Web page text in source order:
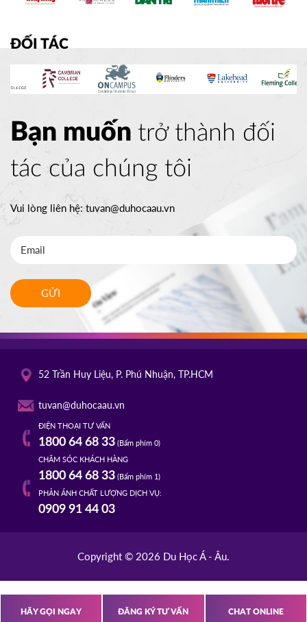
ĐỐI TÁC
Bạn muốn trở thành đối
tác của chúng tôi
Vui lòng liên hệ:tuvan@duhocaau.vn
GỬI
52 Trần Huy Liệu, P. Phú Nhuận, TP.HCM
tuvan@duhocaau.vn
ĐIỆN THOẠI TƯ VẤN
1800 64 68 33(Bấm phím 0)
CHĂM SÓC KHÁCH HÀNG
1800 64 68 33(Bấm phím 1)
PHẢN ÁNH CHẤT LƯỢNG DỊCH VỤ:
0909 91 44 03
Copyright © 2026 Du Học Á - Âu.
HÃY GỌI NGAY ĐĂNG KÝ TƯ VẤN CHAT ONLINE